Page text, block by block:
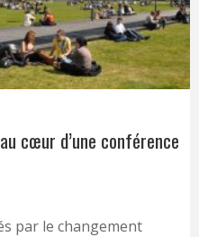
cœur d’une conférence
par le changement